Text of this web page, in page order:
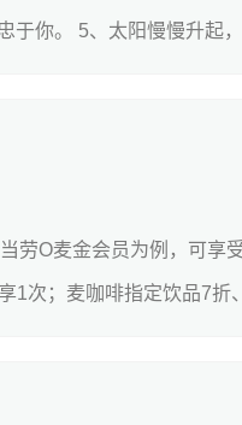
于你。 5、太阳慢慢升起
劳O麦金会员为例，可享
1次；麦咖啡指定饮品7折